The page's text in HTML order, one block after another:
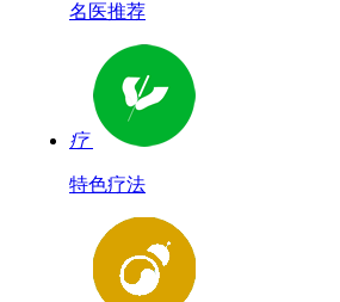
名医推荐
疗
特色疗法